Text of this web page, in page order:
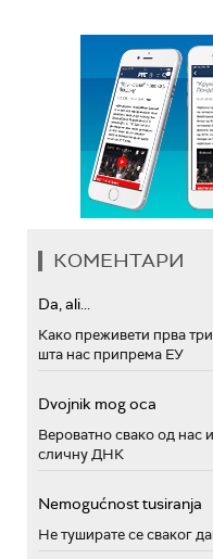
КОМЕНТАРИ
Da, ali...
Како преживети прва
шта нас припрема ЕУ
Dvojnik mog oca
Вероватно свако од нас
сличну ДНК
Nemogućnost tusiranja
Не туширате се сваког